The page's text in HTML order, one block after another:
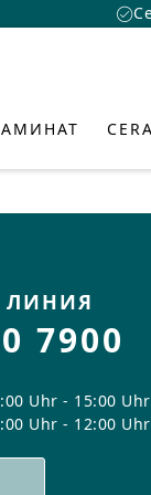
CLASSEN
Водостойкий
Водостойкий
CLASSEN
Коллекции
Откройте для
тенденции в
креативные
СЕРВИС
Центр
Часто
вопросы
О НАС
Дизайн
Устойчивое
ЛИНИЯ
7900
Uhr - 15:00 Uhr
Uhr - 12:00 Uhr